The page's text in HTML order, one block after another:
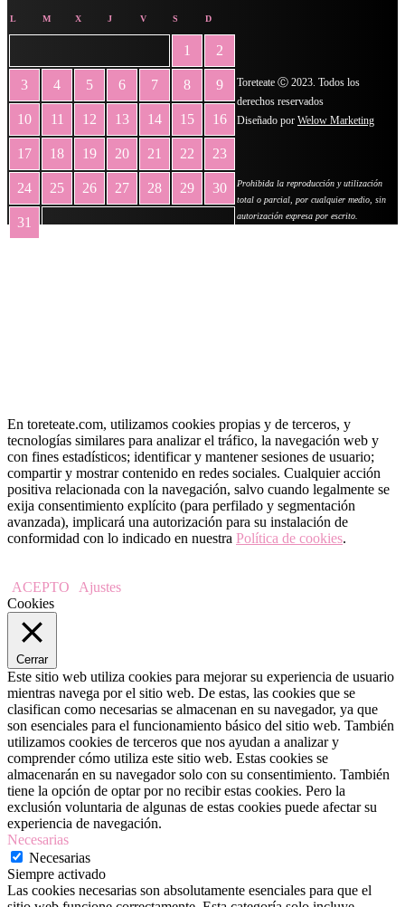
L M X J V S D
1 2
3 4 5 6 7 8 9
10 11 12 13 14 15 16
17 18 19 20 21 22 23
24 25 26 27 28 29 30
31
Toreteate Ⓒ 2023. Todos los
derechos reservados
Diseñado por Welow Marketing
Prohibida la reproducción y utilización
total o parcial, por cualquier medio, sin
autorización expresa por escrito.
En toreteate.com, utilizamos cookies propias y de terceros, y
tecnologías similares para analizar el tráfico, la navegación web y
con fines estadísticos; identificar y mantener sesiones de usuario;
compartir y mostrar contenido en redes sociales. Cualquier acción
positiva relacionada con la navegación, salvo cuando legalmente se
exija consentimiento explícito (para perfilado y segmentación
avanzada), implicará una autorización para su instalación de
conformidad con lo indicado en nuestra Política de cookies.
ACEPTO
Ajustes
Cookies
Cerrar
Este sitio web utiliza cookies para mejorar su experiencia de usuario
mientras navega por el sitio web. De estas, las cookies que se
clasifican como necesarias se almacenan en su navegador, ya que
son esenciales para el funcionamiento básico del sitio web. También
utilizamos cookies de terceros que nos ayudan a analizar y
comprender cómo utiliza este sitio web. Estas cookies se
almacenarán en su navegador solo con su consentimiento. También
tiene la opción de optar por no recibir estas cookies. Pero la
exclusión voluntaria de algunas de estas cookies puede afectar su
experiencia de navegación.
Necesarias
Necesarias
Siempre activado
Las cookies necesarias son absolutamente esenciales para que el